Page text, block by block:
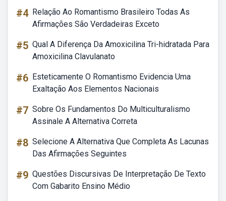
#4 Relação Ao Romantismo Brasileiro Todas As
Afirmações São Verdadeiras Exceto
#5 Qual A Diferença Da Amoxicilina Tri-hidratada Para
Amoxicilina Clavulanato
#6 Esteticamente O Romantismo Evidencia Uma
Exaltação Aos Elementos Nacionais
#7 Sobre Os Fundamentos Do Multiculturalismo
Assinale A Alternativa Correta
#8 Selecione A Alternativa Que Completa As Lacunas
Das Afirmações Seguintes
#9 Questões Discursivas De Interpretação De Texto
Com Gabarito Ensino Médio